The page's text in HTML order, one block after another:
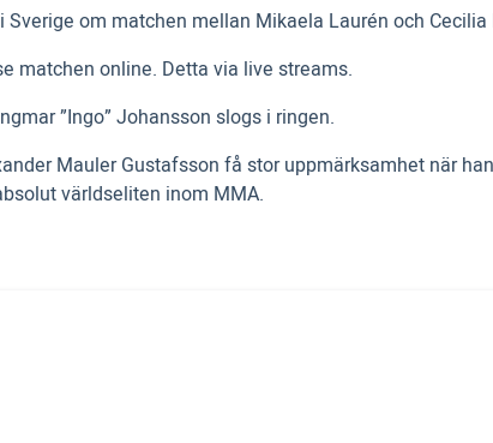
om matchen mellan Mikaela Laurén och
matchen online. Detta via live streams.
”Ingo” Johansson slogs i ringen.
Mauler Gustafsson få stor uppmärksamhet när
världseliten inom MMA.